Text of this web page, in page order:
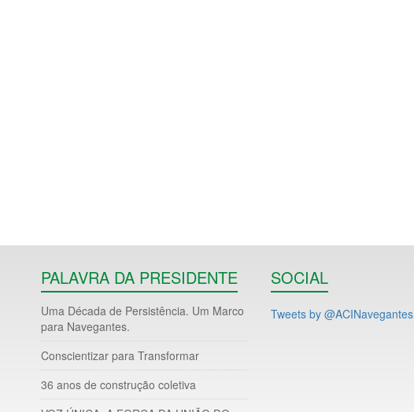
PALAVRA DA PRESIDENTE
Uma Década de Persistência. Um Marco
para Navegantes.
Conscientizar para Transformar
36 anos de construção coletiva
SOCIAL
Tweets by @ACINavegantes